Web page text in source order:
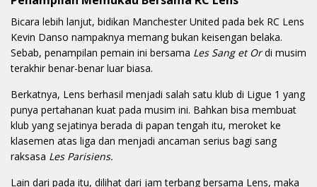
Bicara lebih lanjut, bidikan Manchester United pada bek RC Lens
Kevin Danso nampaknya memang bukan keisengan belaka.
Sebab, penampilan pemain ini bersama Les Sang et Ordi musim
terakhir benar-benar luar biasa.
Berkatnya, Lens berhasil menjadi salah satu klub di Ligue 1 yang
punya pertahanan kuat pada musim ini. Bahkan bisa membuat
klub yang sejatinya berada di papan tengah itu, meroket ke
klasemen atas liga dan menjadi ancaman serius bagi sang
raksasa Les Parisiens.
Lain dari pada itu, dilihat dari jam terbang bersama Lens, maka